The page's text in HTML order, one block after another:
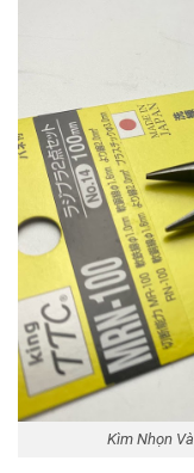
Kìm Nhọn